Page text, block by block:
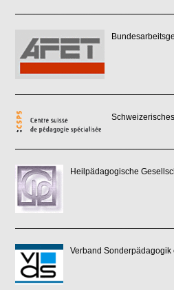
Heilpädagogische
Verband Sonderpädagogik